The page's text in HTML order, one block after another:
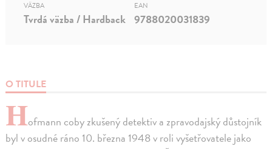
O TITULE
Hofmann coby zkušený detektiv a zpravodajský důstojník
byl v osudné ráno 10. března 1948 v roli vyšetřovatele jako
VÄZBA
Tvrdá väzba / Hardback
EAN
9788020031839